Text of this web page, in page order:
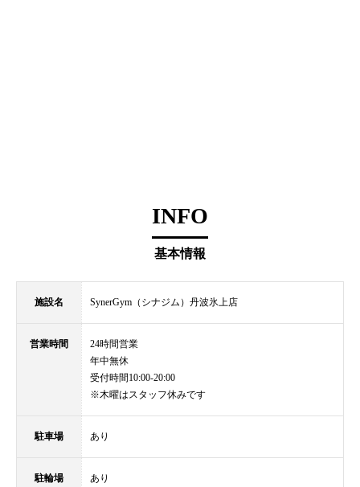
INFO
基本情報
施設名 SynerGym（シナジム）丹波氷上店
営業時間
24時間営業
年中無休
受付時間10:00-20:00
※木曜はスタッフ休みです
駐車場 あり
駐輪場 あり